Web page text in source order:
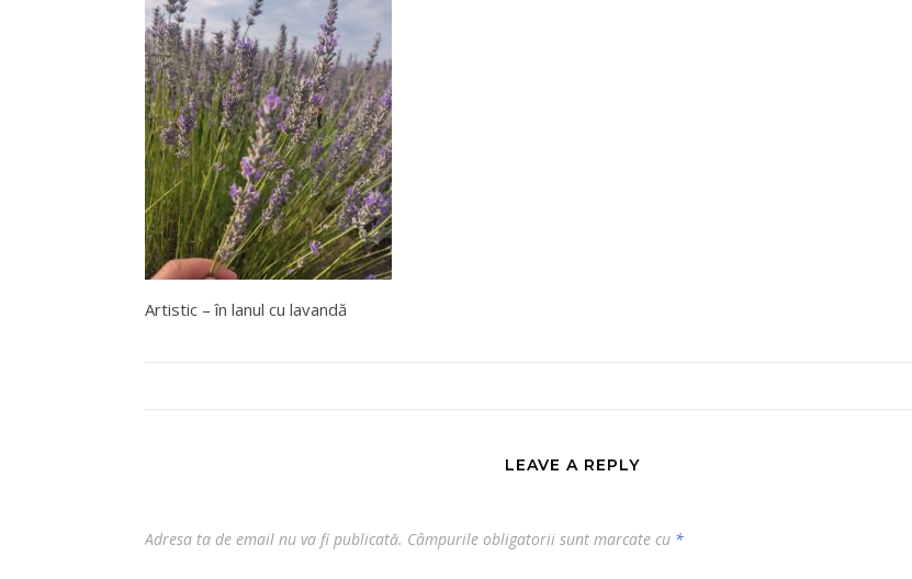
Artistic – în lanul cu lavandă
LEAVE A REPLY
Adresa ta de email nu va fi publicată. Câmpurile obligatorii sunt marcate cu *